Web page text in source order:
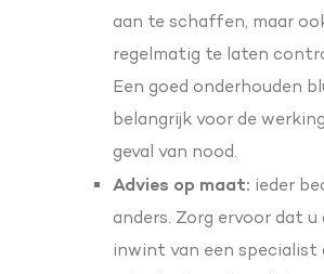
aan te schaffen, maar
regelmatig te laten
Een goed onderhouden
belangrijk voor de
geval van nood.
Advies op maat: ieder
anders. Zorg ervoor dat u
inwint van een specialist